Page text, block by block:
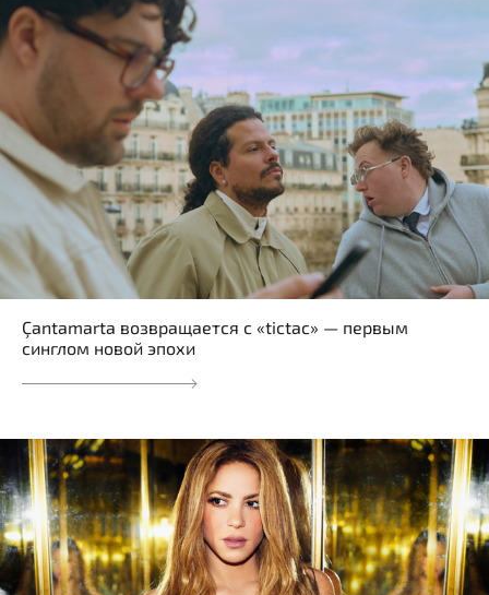
Çantamarta возвращается с «tictac» — первым
синглом новой эпохи